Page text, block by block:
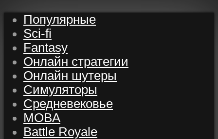
Популярные
Sci-fi
Fantasy
Онлайн стратегии
Онлайн шутеры
Симуляторы
Средневековье
MOBA
Battle Royale